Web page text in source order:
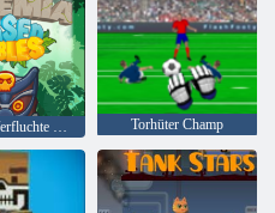
Torhüter Champ